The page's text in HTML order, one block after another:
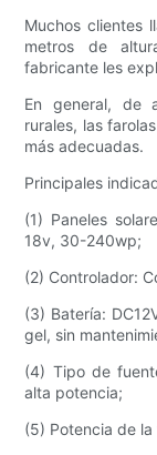
Muchos clientes
metros de
fabricante les
En general, de
rurales, las
más adecuadas.
Principales
(1) Paneles
18v, 30-240wp;
(2) Controlador:
(3) Batería:
gel, sin
(4) Tipo de
alta potencia;
(5) Potencia de